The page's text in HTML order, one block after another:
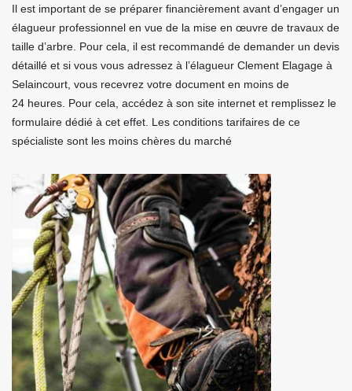
Il est important de se préparer financièrement avant d’engager un
élagueur professionnel en vue de la mise en œuvre de travaux de
taille d’arbre. Pour cela, il est recommandé de demander un devis
détaillé et si vous vous adressez à l’élagueur Clement Elagage à
Selaincourt, vous recevrez votre document en moins de
24 heures. Pour cela, accédez à son site internet et remplissez le
formulaire dédié à cet effet. Les conditions tarifaires de ce
spécialiste sont les moins chères du marché